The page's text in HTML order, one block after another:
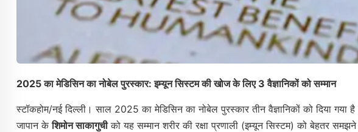
2025 का मेडिसिन का नोबेल पुरस्कार: इम्यून सिस्टम की खोज के लिए 3 वैज्ञानिकों को सम्मान
स्टॉकहोम/नई दिल्ली। साल 2025 का मेडिसिन का नोबेल पुरस्कार तीन वैज्ञानिकों को दिया गया
जापान केशिमोन साकागुचीको यह सम्मान शरीर की रक्षा प्रणाली (इम्यून सिस्टम) को बेहतर